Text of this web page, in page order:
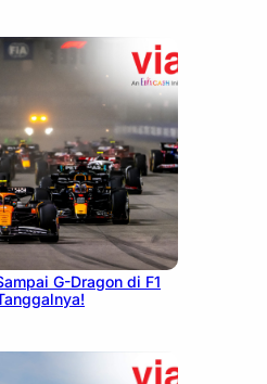
G-Dragon di F1